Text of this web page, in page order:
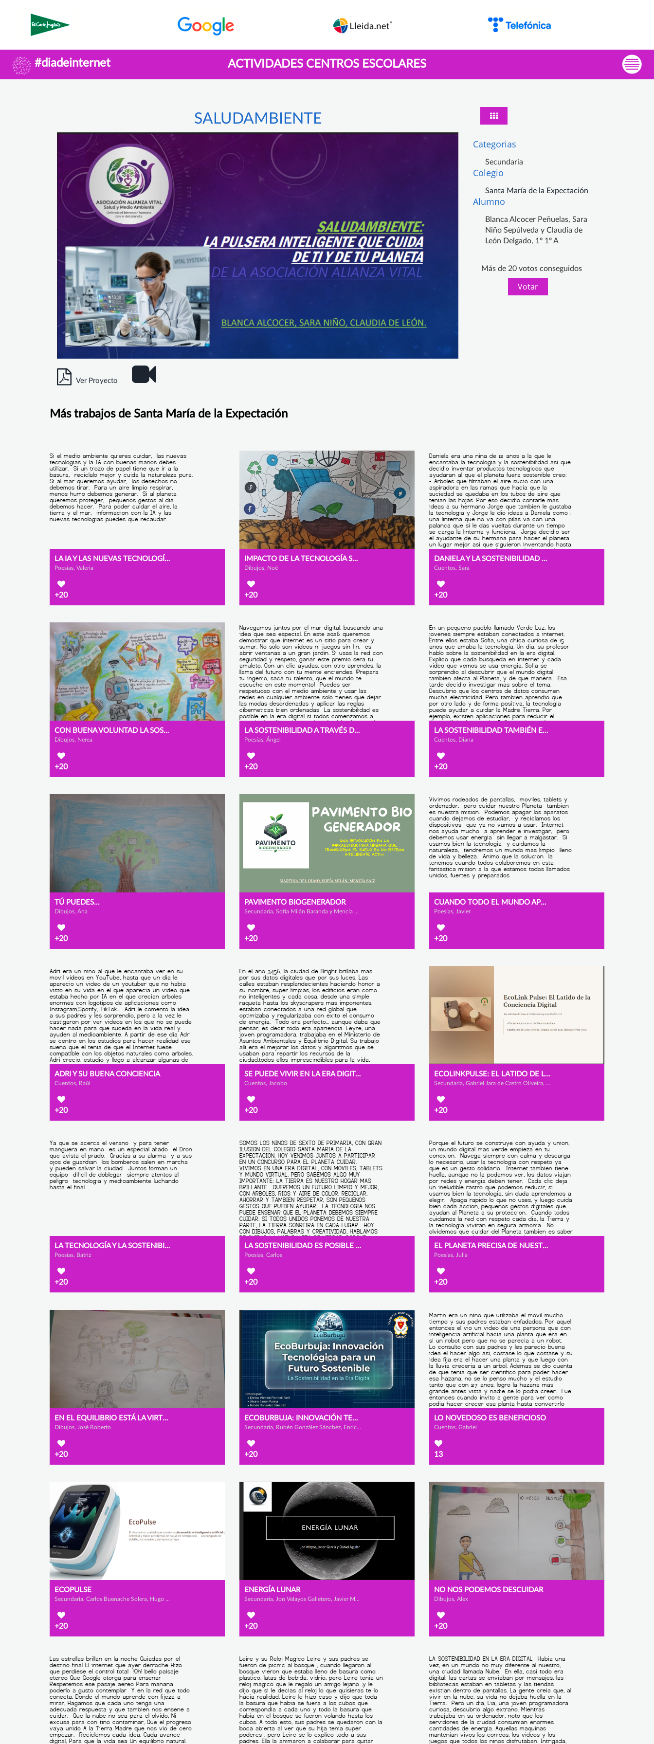
#diadeinternet ACTIVIDADES CENTROS ESCOLARES
SALUDAMBIENTE
Ver Proyecto
Categorias
Secundaria
Colegio
Santa María de la Expectación
Alumno
Blanca Alcocer Peñuelas, Sara
Niño Sepúlveda y Claudia de
León Delgado, 1º 1º A
Más de 20 votos conseguidos
Votar
Más trabajos de Santa María de la Expectación
LA IA Y LAS NUEVAS TECNOLOGÍAS PUEDEN SER BUENAS AMIGAS DE LA NATURALEZAS
Poesías, Valeria
+20
IMPACTO DE LA TECNOLOGÍA SOBRE EL MEDIO AMBIENTE
Dibujos, Noé
+20
DANIELA Y LA SOSTENIBILIDAD EN LA ERA DIGITAL
Cuentos, Sara
+20
CON BUENA VOLUNTAD LA SOSTENIBILIDAD ES POSIBLE EN LA ERA DIGITAL
Dibujos, Nerea
+20
LA SOSTENIBILIDAD A TRAVÉS DEL MUNDO DIGITAL
Poesías, Ángel
+20
LA SOSTENIBILIDAD TAMBIÉN ES POSIBLE EN LA ERA DIGITAL
Cuentos, Diana
+20
TÚ PUEDES...
Dibujos, Ana
+20
PAVIMENTO BIOGENERADOR
Secundaria, Sofía Milán Baranda y Mencía Saiz García
+20
CUANDO TODO EL MUNDO APORTA SUMANOS, NO RESTAMOS
Poesías, Javier
+20
ADRI Y SU BUENA CONCIENCIA
Cuentos, Raúl
+20
SE PUEDE VIVIR EN LA ERA DIGITAL REPETANDO LA NATURALEZA
Cuentos, Jacobo
+20
ECOLINKPULSE: EL LATIDO DE LA CONCIENCIA DIGITAL
Secundaria, Gabriel Jara de Castro Oliveira, Ariadna Gascón Ruiz y Alexandra Vera Uscai
+20
LA TECNOLOGÍA Y LA SOSTENIBILIDAD EN LA ERA DIGITAL
Poesías, Batriz
+20
LA SOSTENIBILIDAD ES POSIBLE EN LA ERA DIGITAL
Poesías, Carlos
+20
EL PLANETA PRECISA DE NUESTRA AYUDA
Poesías, Julia
+20
EN EL EQUILIBRIO ESTÁ LA VIRTUD
Dibujos, José Roberto
+20
ECOBURBUJA: INNOVACIÓN TECNOLÓGICA PARA UN FUTURO SOSTENINBLE
Secundaria, Rubén González Sánchez, Enrico Michele Pierinelli Velit y Álvaro Simón Pareja
+20
LO NOVEDOSO ES BENEFICIOSO
Cuentos, Gabriel
13
ECOPULSE
Secundaria, Carlos Buenache Solera, Hugo Martínez Campañá y Darío López Mateo
+20
ENERGÍA LUNAR
Secundaria, Jon Velayos Galletero, Javier Mateo García Díaz y Daniel Aguilar Redondo
+20
NO NOS PODEMOS DESCUIDAR
Dibujos, Alex
+20